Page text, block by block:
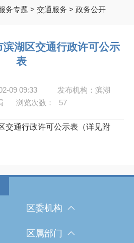
务专题 > 交通服务 > 政务公开
滨湖区交通行政许可公示
表
09 09:33
发布机构：滨湖
浏览次数： 57
交通行政许可公示表（详见附
区委机构
区属部门